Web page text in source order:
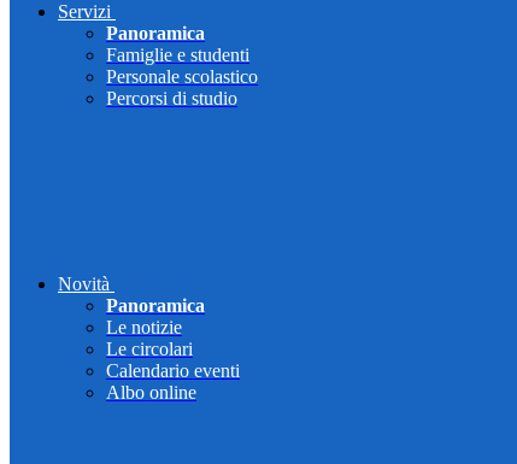
Servizi
Panoramica
Famiglie e studenti
Personale scolastico
Percorsi di studio
Novità
Panoramica
Le notizie
Le circolari
Calendario eventi
Albo online